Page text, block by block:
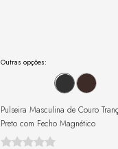
Outras opções:
Pulseira Masculina de Couro
Preto com Fecho Magnético